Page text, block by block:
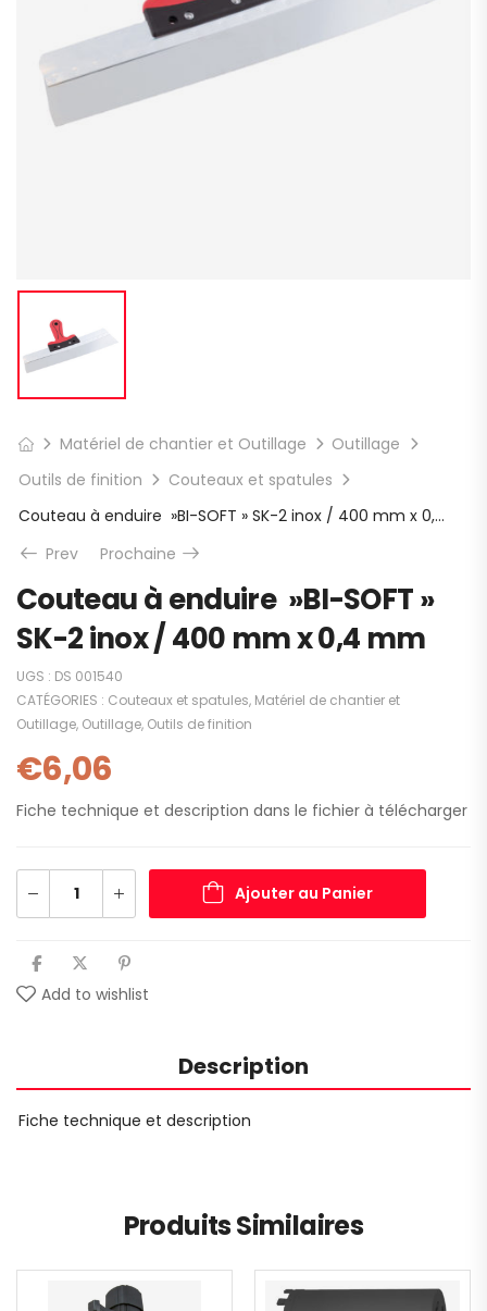
Matériel de chantier et Outillage
Outillage
Outils de finition
Couteaux et spatules
Couteau à enduire »BI-SOFT » SK-2 inox / 400 mm x 0,4 mm
Prev
Prochaine
Couteau à enduire »BI-SOFT »
SK-2 inox / 400 mm x 0,4 mm
UGS : DS 001540
CATÉGORIES : Couteaux et spatules, Matériel de chantier et
Outillage, Outillage, Outils de finition
€6,06
Fiche technique et description dans le fichier à télécharger
Ajouter au Panier
Add to wishlist
Description
Fiche technique et description
Produits Similaires